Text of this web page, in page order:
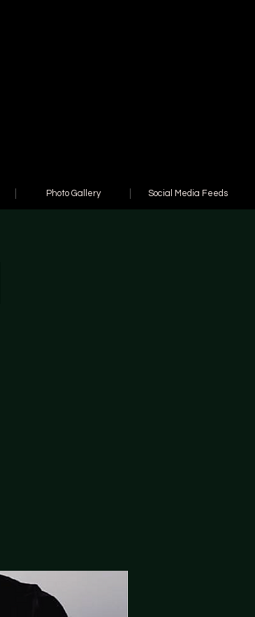
Photo Gallery Social Media Feeds